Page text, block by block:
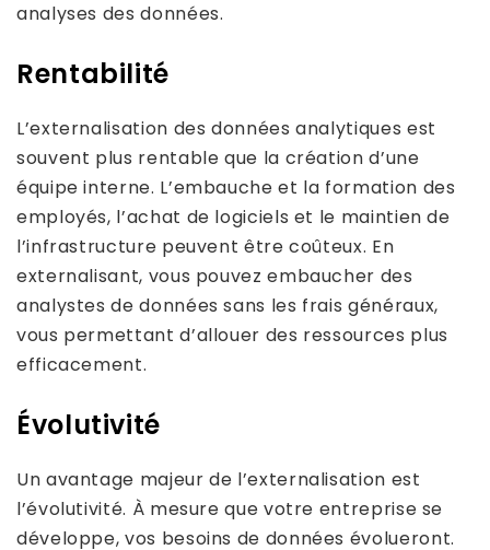
analyses des données.
Rentabilité
L’externalisation des données analytiques est
souvent plus rentable que la création d’une
équipe interne. L’embauche et la formation des
employés, l’achat de logiciels et le maintien de
l’infrastructure peuvent être coûteux. En
externalisant, vous pouvez embaucher des
analystes de données sans les frais généraux,
vous permettant d’allouer des ressources plus
efficacement.
Évolutivité
Un avantage majeur de l’externalisation est
l’évolutivité. À mesure que votre entreprise se
développe, vos besoins de données évolueront.